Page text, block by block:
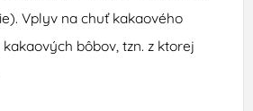
Vplyv na chuť kakaového
bôbov, tzn. z ktorej